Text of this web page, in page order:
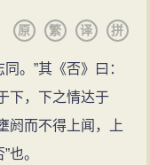
作《吴中赋税书
之形成、发展、
研究明代吴中重
郎。八月，上疏
，王鏊便守制居
制在家，闭门
拼
译
繁
原
。”其《否》曰：
下，下之情达于
阏而不得上闻，上
也。